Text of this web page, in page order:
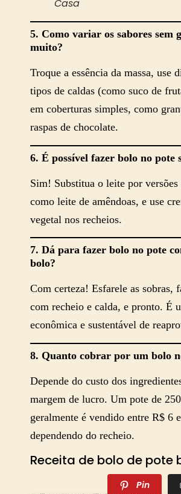
Casa
5. Como variar os sabores sem
muito?
Troque a essência da massa, use
tipos de caldas (como suco de
em coberturas simples, como
raspas de chocolate.
6. É possível fazer bolo no pote
Sim! Substitua o leite por versões
como leite de amêndoas, e use
vegetal nos recheios.
7. Dá para fazer bolo no pote
bolo?
Com certeza! Esfarele as sobras,
com recheio e calda, e pronto. É
econômica e sustentável de
8. Quanto cobrar por um bolo
Depende do custo dos
margem de lucro. Um pote de
geralmente é vendido entre R$ 6
dependendo do recheio.
Receita de bolo de pote
Pin